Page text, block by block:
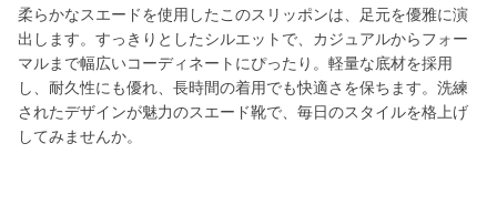
柔らかなスエードを使用したこのスリッポンは、足元を優雅に演
出します。すっきりとしたシルエットで、カジュアルからフォー
マルまで幅広いコーディネートにぴったり。軽量な底材を採用
し、耐久性にも優れ、長時間の着用でも快適さを保ちます。洗練
されたデザインが魅力のスエード靴で、毎日のスタイルを格上げ
してみませんか。